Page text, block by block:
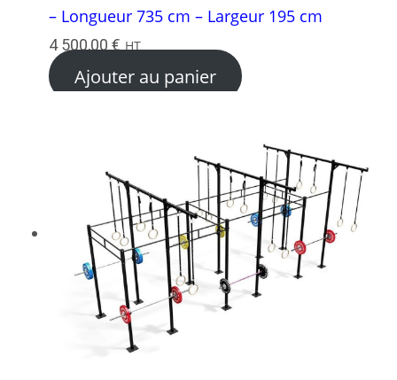
– Longueur 735 cm – Largeur 195 cm
4 500,00 € HT
Ajouter au panier